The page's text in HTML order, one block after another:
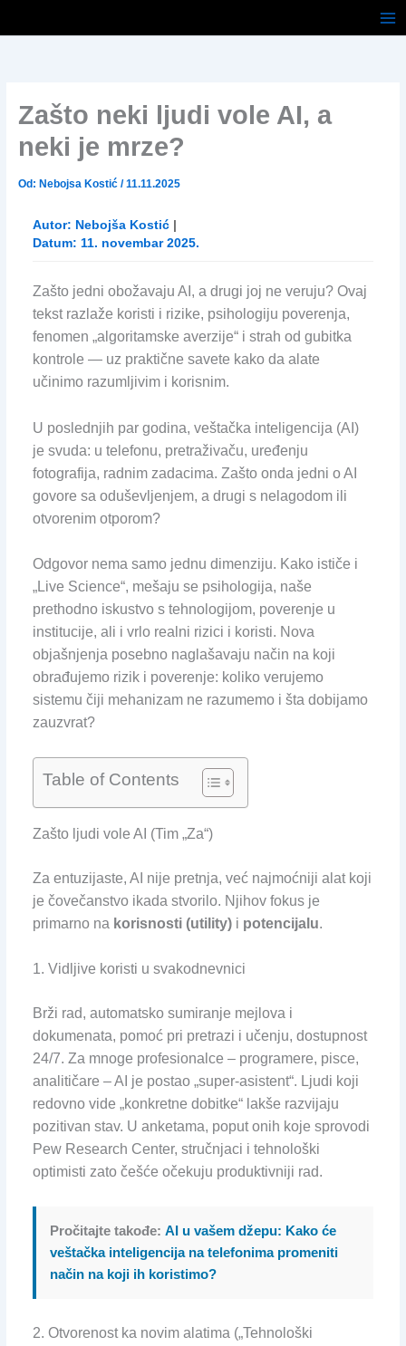
Zašto neki ljudi vole AI, a
neki je mrze?
Od: Nebojsa Kostić /11.11.2025
Autor: Nebojša Kostić|
Datum: 11. novembar 2025.
Zašto jedni obožavaju AI, a drugi joj ne veruju? Ovaj
tekst razlaže koristi i rizike, psihologiju poverenja,
fenomen „algoritamske averzije“ i strah od gubitka
kontrole — uz praktične savete kako da alate
učinimo razumljivim i korisnim.
U poslednjih par godina, veštačka inteligencija (AI)
je svuda: u telefonu, pretraživaču, uređenju
fotografija, radnim zadacima. Zašto onda jedni o AI
govore sa oduševljenjem, a drugi s nelagodom ili
otvorenim otporom?
Odgovor nema samo jednu dimenziju. Kako ističe i
„Live Science“, mešaju se psihologija, naše
prethodno iskustvo s tehnologijom, poverenje u
institucije, ali i vrlo realni rizici i koristi. Nova
objašnjenja posebno naglašavaju način na koji
obrađujemo rizik i poverenje: koliko verujemo
sistemu čiji mehanizam ne razumemo i šta dobijamo
zauzvrat?
Table of Contents
Zašto ljudi vole AI (Tim „Za“)
Za entuzijaste, AI nije pretnja, već najmoćniji alat koji
je čovečanstvo ikada stvorilo. Njihov fokus je
primarno na korisnosti (utility)i potencijalu.
1. Vidljive koristi u svakodnevnici
Brži rad, automatsko sumiranje mejlova i
dokumenata, pomoć pri pretrazi i učenju, dostupnost
24/7. Za mnoge profesionalce – programere, pisce,
analitičare – AI je postao „super-asistent“. Ljudi koji
redovno vide „konkretne dobitke“ lakše razvijaju
pozitivan stav. U anketama, poput onih koje sprovodi
Pew Research Center, stručnjaci i tehnološki
optimisti zato češće očekuju produktivniji rad.
Pročitajte takođe: AI u vašem džepu: Kako će
veštačka inteligencija na telefonima promeniti
način na koji ih koristimo?
2. Otvorenost ka novim alatima („Tehnološki